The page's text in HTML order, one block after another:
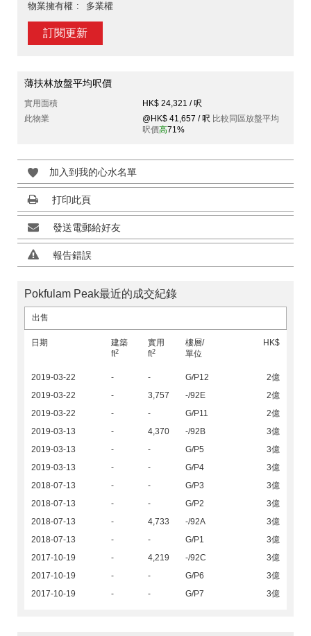
物業擁有權
多業權
訂閱更新
薄扶林放盤平均呎價
實用面積
HK$ 24,321 / 呎
此物業
@HK$ 41,657 / 呎 比較同區放盤平均
呎價高71%
加入到我的心水名單
打印此頁
發送電郵給好友
報告錯誤
Pokfulam Peak最近的成交紀錄
出售
日期
建築
ft2
實用
ft2
樓層/
單位
HK$
2019-03-22 - - G/P12
2億
2019-03-22
- 3,757 -/92E
2億
2019-03-22
- - G/P11
2億
2019-03-13
- 4,370 -/92B
3億
2019-03-13
- - G/P5
3億
2019-03-13
- - G/P4
3億
2018-07-13
- - G/P3
3億
2018-07-13
- - G/P2
3億
2018-07-13
- 4,733 -/92A
3億
2018-07-13
- - G/P1
3億
2017-10-19
- 4,219 -/92C
3億
2017-10-19
- - G/P6
3億
2017-10-19
- - G/P7 3億